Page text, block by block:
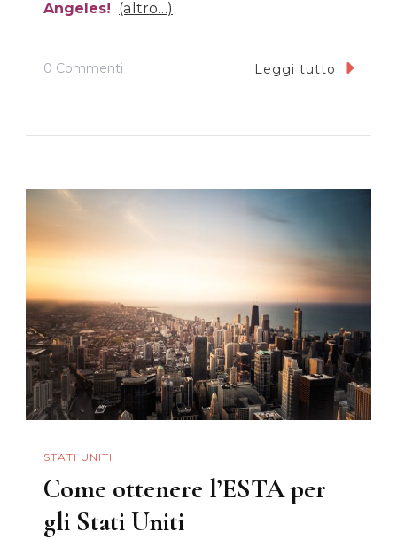
Angeles! (altro…)
0 Commenti Leggi tutto
STATI UNITI
Come ottenere l’ESTA per
gli Stati Uniti